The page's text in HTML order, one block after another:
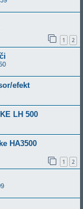
1 2
efekt
LH 500
HA3500
1 2